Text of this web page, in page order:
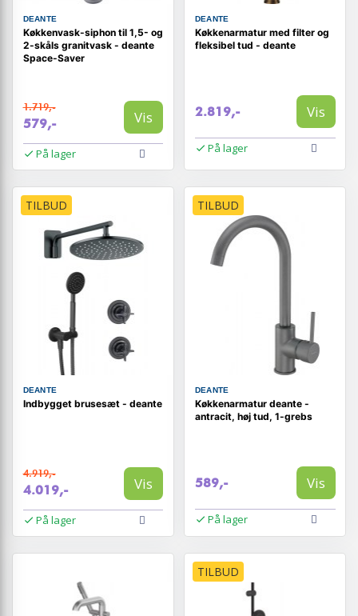
DEANTE
Køkkenvask-siphon til 1,5- og
2-skåls granitvask - deante
Space-Saver
1.719,-
579,- Vis
På lager
DEANTE
Køkkenarmatur med filter og
fleksibel tud - deante
2.819,- Vis
På lager
TILBUD
DEANTE
Indbygget brusesæt - deante
4.919,-
4.019,- Vis
På lager
TILBUD
DEANTE
Køkkenarmatur deante -
antracit, høj tud, 1-grebs
589,- Vis
På lager
TILBUD